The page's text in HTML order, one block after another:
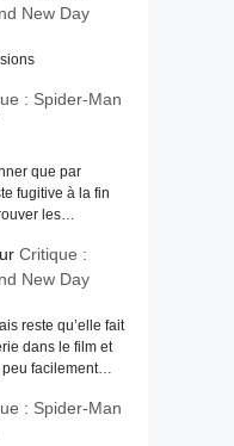
New Day
: Spider-Man
que par
fugitive à la fin
les…
Critique :
New Day
reste qu’elle fait
dans le film et
peu facilement…
: Spider-Man